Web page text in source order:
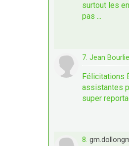
surtout les
pas ...
7. Jean
Félicitations
assistantes
super
8.